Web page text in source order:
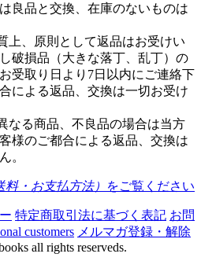
良品と交換、在庫のないものは
上、原則として返品はお受けい
破損品（大きな落丁、乱丁）の
受取り日より7日以内にご連絡下
による返品、交換は一切お受け
なる商品、不良品の場合は当方
様のご都合による返品、交換は
。
料・お支払方法） をご覧ください
特定商取引法に基づく表記 お問
customers メルマガ登録・解除
all rights reserveds.